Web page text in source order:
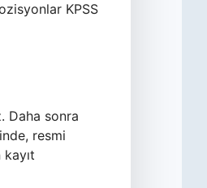
KPSS
Daha sonra
resmi